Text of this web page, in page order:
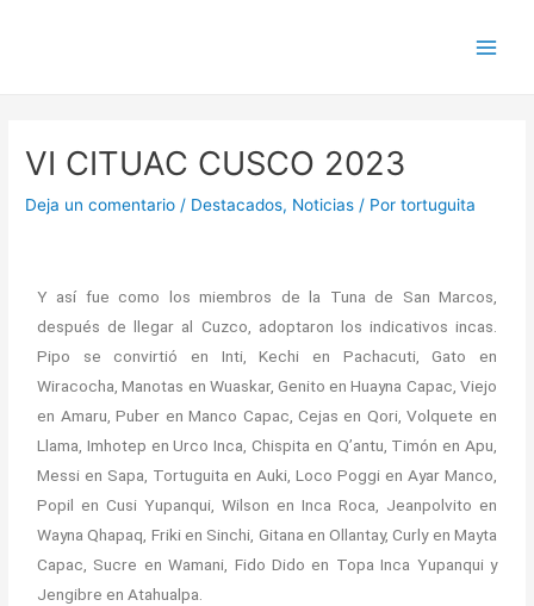
VI CITUAC CUSCO 2023
Deja un comentario / Destacados, Noticias / Portortuguita
Y así fue como los miembros de la Tuna de San Marcos,
después de llegar al Cuzco, adoptaron los indicativos incas.
Pipo se convirtió en Inti, Kechi en Pachacuti, Gato en
Wiracocha, Manotas en Wuaskar, Genito en Huayna Capac, Viejo
en Amaru, Puber en Manco Capac, Cejas en Qori, Volquete en
Llama, Imhotep en Urco Inca, Chispita en Q’antu, Timón en Apu,
Messi en Sapa, Tortuguita en Auki, Loco Poggi en Ayar Manco,
Popil en Cusi Yupanqui, Wilson en Inca Roca, Jeanpolvito en
Wayna Qhapaq, Friki en Sinchi, Gitana en Ollantay, Curly en Mayta
Capac, Sucre en Wamani, Fido Dido en Topa Inca Yupanqui y
Jengibre en Atahualpa.